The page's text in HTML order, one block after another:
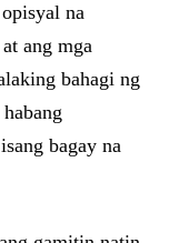
na
ang mga
bahagi ng
bagay na